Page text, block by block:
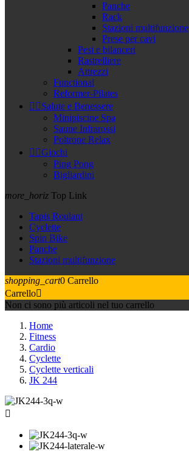
Panche
Rack
Stazioni multifunzione
Prese per cavi
Pesi e bilanceri
Rastrelliere
Attrezzi
Functional
Reformer-Pilates
 Salute e Benessere
Minipiscine Spa
Saune Infrarossi
Poltrone Relax
 Giochi
Ping Pong
Bigliardini
more_horiz Top Link
Tapis Roulant
Cyclette
Spin Bike
Panche
Stazioni multifunzione
shopping_cart0 Carrello
Carrello
Non ci sono più articoli nel tuo carrello
Home
Fitness
Cardio
Cyclette
Cyclette verticali
JK 244
